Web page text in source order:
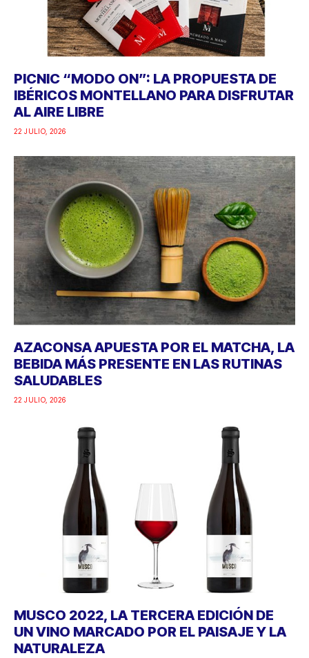
PICNIC “MODO ON”: LA PROPUESTA DE
IBÉRICOS MONTELLANO PARA DISFRUTAR
AL AIRE LIBRE
22 JULIO, 2026
AZACONSA APUESTA POR EL MATCHA, LA
BEBIDA MÁS PRESENTE EN LAS RUTINAS
SALUDABLES
22 JULIO, 2026
MUSCO 2022, LA TERCERA EDICIÓN DE
UN VINO MARCADO POR EL PAISAJE Y LA
NATURALEZA